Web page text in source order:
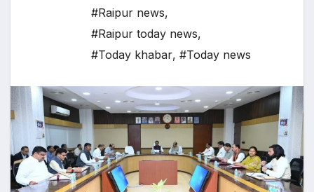
#Raipur news,
#Raipur today news,
#Today khabar, #Today news